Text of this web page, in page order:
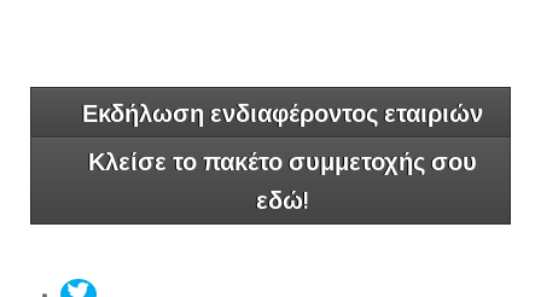
Εκδήλωση ενδιαφέροντος εταιριών
Κλείσε το πακέτο συμμετοχής σου
εδώ!